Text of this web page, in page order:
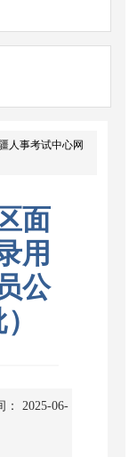
人事考试中心网
面
用
公
： 2025-06-